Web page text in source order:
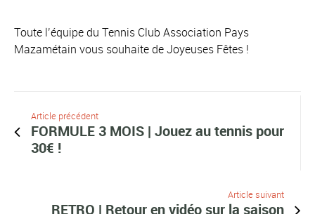
Toute l’équipe du Tennis Club Association Pays
Mazamétain vous souhaite de Joyeuses Fêtes !
Article précédent
FORMULE 3 MOIS | Jouez au tennis pour
30€ !
Article suivant
RETRO | Retour en vidéo sur la saison